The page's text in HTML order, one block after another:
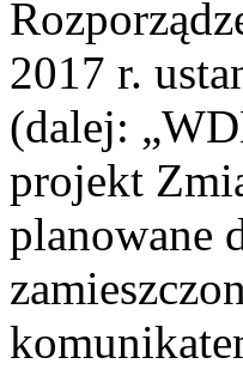
2017 r.
(dalej:
projekt
planowane